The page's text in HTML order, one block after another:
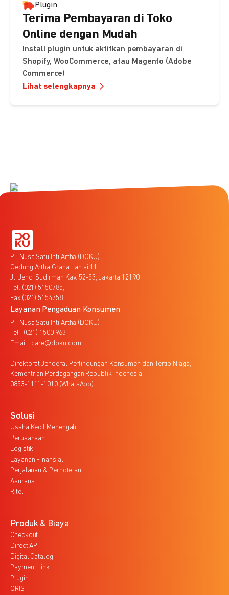
Plugin
Terima Pembayaran di Toko
Online dengan Mudah
Install plugin untuk aktifkan pembayaran di
Shopify, WooCommerce, atau Magento (Adobe
Commerce)
Lihat selengkapnya
PT Nusa Satu Inti Artha (DOKU)
Gedung Artha Graha Lantai 11
Jl. Jend. Sudirman Kav. 52-53, Jakarta 12190
Tel. (021) 5150785,
Fax (021) 5154758
Layanan Pengaduan Konsumen
PT Nusa Satu Inti Artha (DOKU)
Tel : (021) 1500 963
Email : care@doku.com
Direktorat Jenderal Perlindungan Konsumen dan Tertib Niaga,
Kementrian Perdagangan Republik Indonesia,
0853-1111-1010 (WhatsApp)
Solusi
Usaha Kecil Menengah
Perusahaan
Logistik
Layanan Finansial
Perjalanan & Perhotelan
Asuransi
Ritel
Produk & Biaya
Checkout
Direct API
Digital Catalog
Payment Link
Plugin
QRIS